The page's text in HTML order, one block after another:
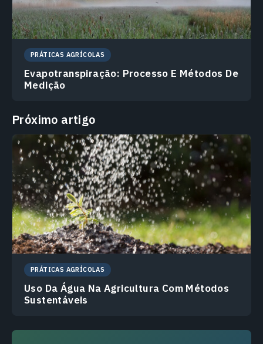
PRÁTICAS AGRÍCOLAS
Evapotranspiração: Processo E Métodos De
Medição
Próximo artigo
PRÁTICAS AGRÍCOLAS
Uso Da Água Na Agricultura Com Métodos
Sustentáveis